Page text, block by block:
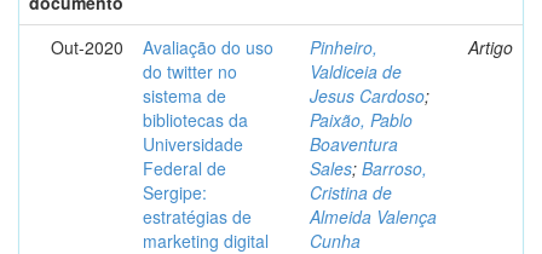
Out-2020
Avaliação do uso
do twitter no
sistema de
bibliotecas da
Universidade
Federal de
Sergipe:
estratégias de
marketing digital
Pinheiro,
Valdiceia de
Jesus Cardoso;
Paixão, Pablo
Boaventura
Sales; Barroso,
Cristina de
Almeida Valença
Cunha
Artigo